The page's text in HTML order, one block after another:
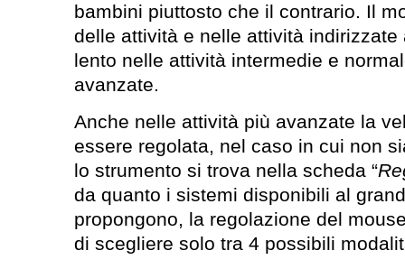
bambini piuttosto che il contrario. Il
delle attività e nelle attività
lento nelle attività intermedie e
avanzate.
Anche nelle attività più avanzate la
essere regolata, nel caso in cui non
lo strumento si trova nella scheda “
da quanto i sistemi disponibili al
propongono, la regolazione del
di scegliere solo tra 4 possibili